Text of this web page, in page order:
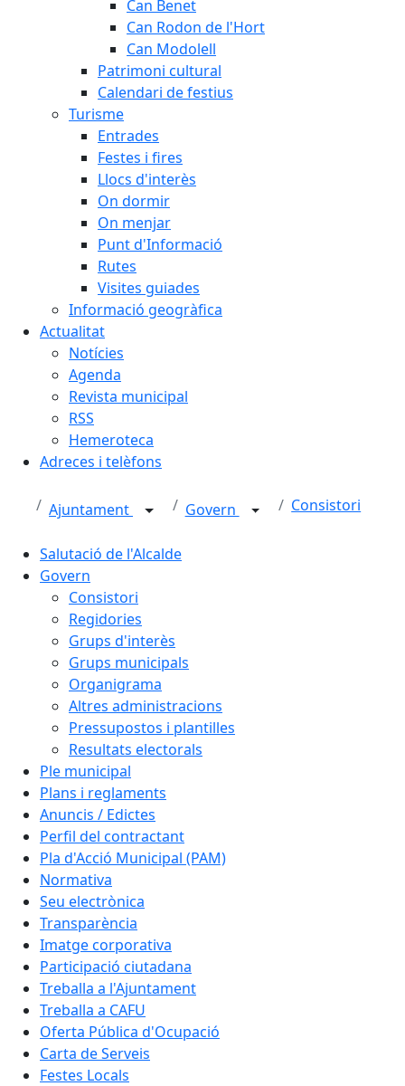
Can Benet
Can Rodon de l'Hort
Can Modolell
Patrimoni cultural
Calendari de festius
Turisme
Entrades
Festes i fires
Llocs d'interès
On dormir
On menjar
Punt d'Informació
Rutes
Visites guiades
Informació geogràfica
Actualitat
Notícies
Agenda
Revista municipal
RSS
Hemeroteca
Adreces i telèfons
Ajuntament Govern Consistori
Salutació de l'Alcalde
Govern
Consistori
Regidories
Grups d'interès
Grups municipals
Organigrama
Altres administracions
Pressupostos i plantilles
Resultats electorals
Ple municipal
Plans i reglaments
Anuncis / Edictes
Perfil del contractant
Pla d'Acció Municipal (PAM)
Normativa
Seu electrònica
Transparència
Imatge corporativa
Participació ciutadana
Treballa a l'Ajuntament
Treballa a CAFU
Oferta Pública d'Ocupació
Carta de Serveis
Festes Locals